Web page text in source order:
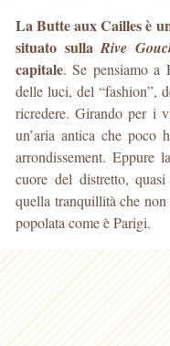
La Butte aux Cailles è
situato sullaRive
capitale. Se pensiamo a
delle luci, del “fashion”,
ricredere. Girando per i
un’aria antica che
arrondissement.
cuore del distretto,
quella tranquillità che
popolata come è Parigi.